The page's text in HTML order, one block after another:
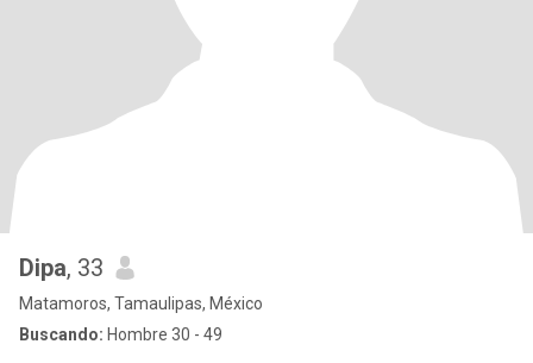
Dipa, 33
Matamoros, Tamaulipas, México
Buscando: Hombre 30 - 49